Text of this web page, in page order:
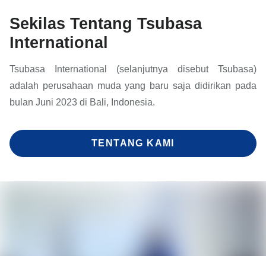
Sekilas Tentang Tsubasa
International
Tsubasa International (selanjutnya disebut Tsubasa)
adalah perusahaan muda yang baru saja didirikan pada
bulan Juni 2023 di Bali, Indonesia.
TENTANG KAMI